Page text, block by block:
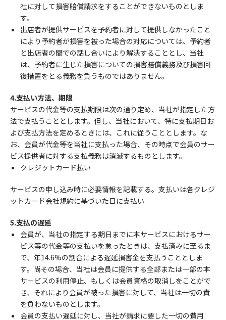
社に対して損害賠償請求をすることができないものとしま
す。
出店者が提供サービスを予約者に対して提供しなかったこと
により予約者が損害を被った場合の対応については、予約者
と出店者の間での話し合いにより解決することとし、当社
は、予約者に生じた損害についての損害賠償義務及び損害回
復措置をとる義務を負うものではありません。
4.支払い方法、期限
サービスの代金等の支払期限は次の通り定め、当社が指定した方
法で支払うこととします。但し、当社において、特に支払期日お
よび支払方法を定めるときには、これに従うこととします。な
お、会員が代金等を当社に支払った場合、その時点で会員のサー
ビス提供者に対する支払義務は消滅するものとします。
クレジットカード払い
サービスの申し込み時に必要情報を記載する。支払いは各クレジ
ットカード会社規約に基づいた日に支払い
5.支払の遅延
会員が、当社の指定する期日までに本サービスにおけるサー
ビス等の代金等の支払いを怠ったときは、支払済みに至るま
で、年14.6%の割合による遅延損害金を支払うこととしま
す。尚その場合、当社は会員に提供する全部または一部の本
サービスの利用停止、もしくは会員資格の取消しをことがで
き、それにより会員が被った損害に対して、当社は一切の責
を負わないものとします。
会員の支払い遅延に対し、当社が請求に要した一切の費用